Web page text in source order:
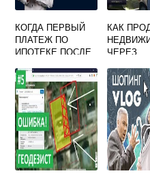
КОГДА ПЕРВЫЙ
ПЛАТЕЖ ПО
ИПОТЕКЕ ПОСЛЕ
КАК
ЧЕРЕЗ